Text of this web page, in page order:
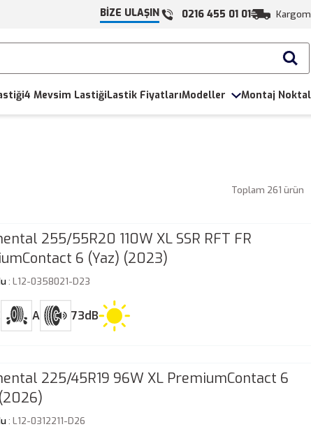
BİZE ULAŞIN 0216 455 01 01
4 Mevsim LastiğiLastik FiyatlarıModeller Montaj
Toplam 261 ürün
255/55R20 110W XL SSR RFT FR
6 (Yaz) (2023)
: L12-0358021-D23
A 73dB
225/45R19 96W XL PremiumContact 6
: L12-0312211-D26